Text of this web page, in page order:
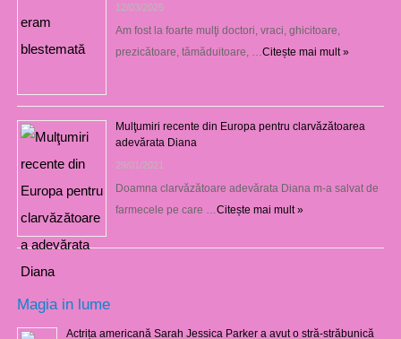
12/03/2025
Am fost la foarte mulţi doctori, vraci, ghicitoare,
prezicătoare, tămăduitoare, … Citește mai mult »
Mulţumiri recente din Europa pentru clarvăzătoarea
adevărata Diana
29/01/2021
Doamna clarvăzătoare adevărata Diana m-a salvat de
farmecele pe care … Citește mai mult »
Magia in lume
Actrița americană Sarah Jessica Parker a avut o stră-străbunică